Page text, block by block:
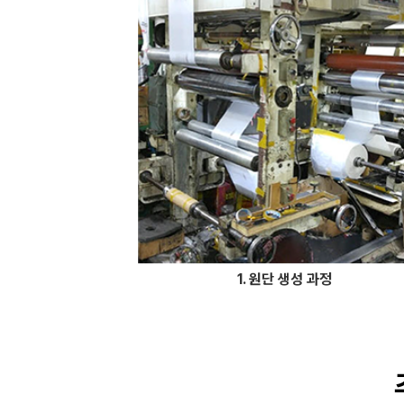
1. 원단 생성 과정